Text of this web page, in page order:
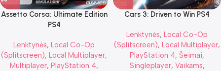
Assetto Corsa: Ultimate Edition
PS4
Lenktynės, Local Co-Op
(Splitscreen), Local Multiplayer,
Multiplayer, PlayStation 4,
Cars 3: Driven to Win PS4
Lenktynės, Local Co-Op
(Splitscreen), Local Multiplayer,
PlayStation 4, Šeimai,
Singleplayer, Vaikams,